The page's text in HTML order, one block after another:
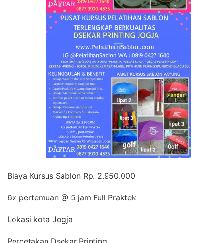
Biaya Kursus Sablon Rp. 2.950.000
6x pertemuan @ 5 jam Full Praktek
Lokasi kota Jogja